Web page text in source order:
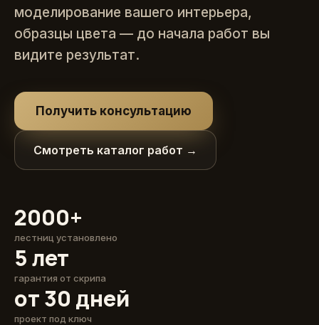
моделирование вашего интерьера,
образцы цвета — до начала работ вы
видите результат.
Получить консультацию
Смотреть каталог работ →
2000+
лестниц установлено
5 лет
гарантия от скрипа
от 30 дней
проект под ключ